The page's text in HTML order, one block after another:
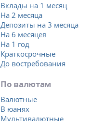
Вклады на 1 месяц
На 2 месяца
Депозиты на 3 месяца
На 6 месяцев
На 1 год
Краткосрочные
До востребования
По валютам
Валютные
В юанях
Мультивалютные